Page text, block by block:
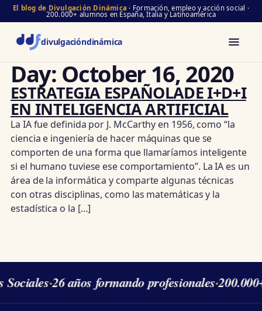
El blog de Divulgación Dinámica · Formación, empleo y acción social ·
200.000+ alumnos en España, Italia y Latinoamérica
divulgacióndinámica
Day: October 16, 2020
ESTRATEGIA ESPAÑOLADE I+D+I
EN INTELIGENCIA ARTIFICIAL
La IA fue definida por J. McCarthy en 1956, como “la
ciencia e ingeniería de hacer máquinas que se
comporten de una forma que llamaríamos inteligente
si el humano tuviese ese comportamiento”. La IA es un
área de la informática y comparte algunas técnicas
con otras disciplinas, como las matemáticas y la
estadística o la […]
Sociales·26 años formando profesionales·